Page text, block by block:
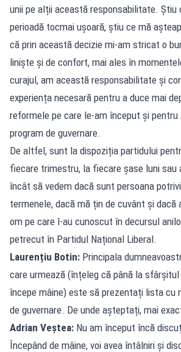
unii pe alții această responsabilitate. Știu
perioadă tocmai ușoară, știu ce mă
că prin această decizie mi-am stricat o
liniște și de confort, mai ales în
curajul, am această responsabilitate și
experiența necesară pentru a duce mai
reformele pe care le-am început și
program de guvernare.
De altfel, sunt la dispoziția partidului
fiecare trimestru, la fiecare șase luni sau
încât să vedem dacă sunt persoana
termenele, dacă mă țin de cuvânt și dacă
om pe care l-au cunoscut în decursul
petrecut în Partidul Național Liberal.
Laurențiu Botin: Principala
care urmează (înțeleg că până la
începe mâine) este să prezentați lista cu
de guvernare. De unde așteptați, mai
Adrian Veștea: Nu am început încă
Începând de mâine, voi avea întâlniri și